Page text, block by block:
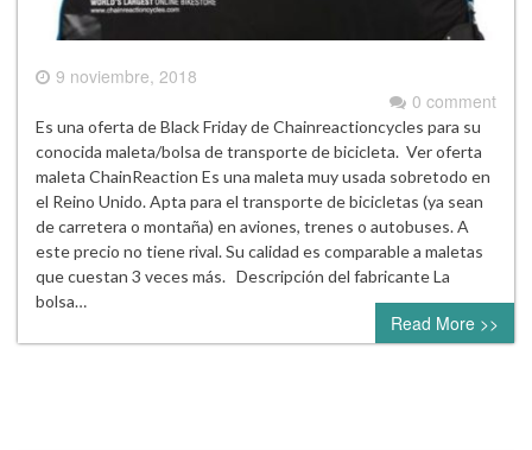
9 noviembre, 2018
0 comment
Es una oferta de Black Friday de Chainreactioncycles para su
conocida maleta/bolsa de transporte de bicicleta. Ver oferta
maleta ChainReaction Es una maleta muy usada sobretodo en
el Reino Unido. Apta para el transporte de bicicletas (ya sean
de carretera o montaña) en aviones, trenes o autobuses. A
este precio no tiene rival. Su calidad es comparable a maletas
que cuestan 3 veces más. Descripción del fabricante La
bolsa…
Read More >>